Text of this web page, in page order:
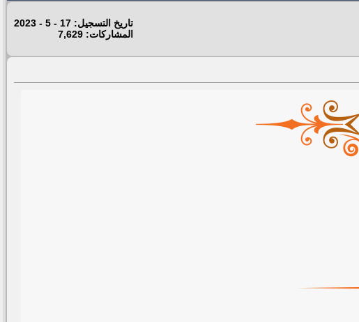
تاريخ التسجيل: 17 - 5 - 2023
المشاركات: 7,629